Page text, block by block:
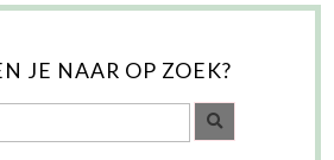
JE NAAR OP ZOEK?